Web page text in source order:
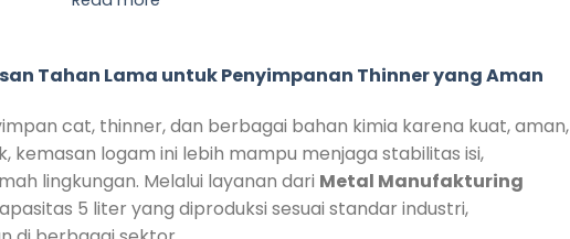
Tahan Lama untuk Penyimpanan Thinner yang Aman
cat, thinner, dan berbagai bahan kimia karena kuat, aman,
kemasan logam ini lebih mampu menjaga stabilitas isi,
lingkungan. Melalui layanan dari Metal Manufakturing
5 liter yang diproduksi sesuai standar industri,